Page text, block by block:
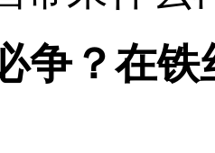
争？在